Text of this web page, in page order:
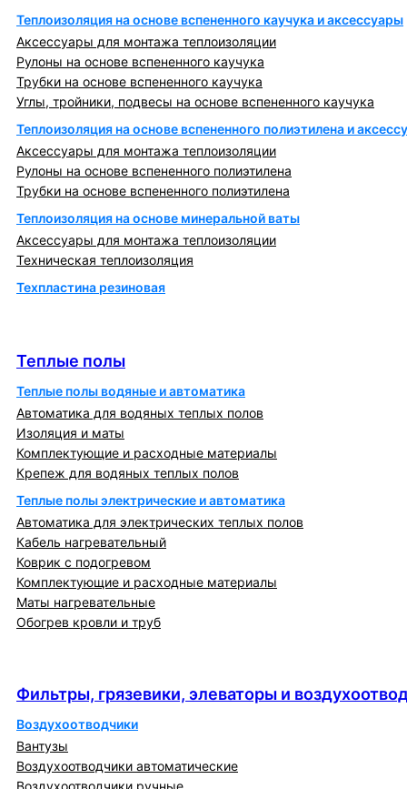
Теплоизоляция на основе вспененного каучука и аксессуары
Аксессуары для монтажа теплоизоляции
Рулоны на основе вспененного каучука
Трубки на основе вспененного каучука
Углы, тройники, подвесы на основе вспененного каучука
Теплоизоляция на основе вспененного полиэтилена и
Аксессуары для монтажа теплоизоляции
Рулоны на основе вспененного полиэтилена
Трубки на основе вспененного полиэтилена
Теплоизоляция на основе минеральной ваты
Аксессуары для монтажа теплоизоляции
Техническая теплоизоляция
Техпластина резиновая
Теплые полы
Теплые полы водяные и автоматика
Автоматика для водяных теплых полов
Изоляция и маты
Комплектующие и расходные материалы
Крепеж для водяных теплых полов
Теплые полы электрические и автоматика
Автоматика для электрических теплых полов
Кабель нагревательный
Коврик с подогревом
Комплектующие и расходные материалы
Маты нагревательные
Обогрев кровли и труб
Фильтры, грязевики, элеваторы и
Воздухоотводчики
Вантузы
Воздухоотводчики автоматические